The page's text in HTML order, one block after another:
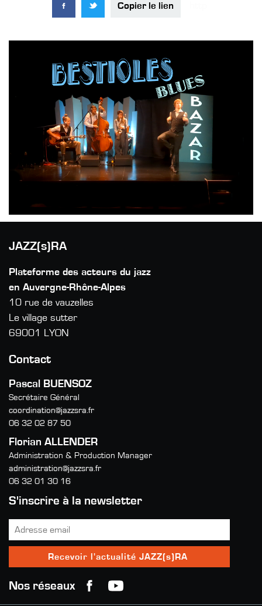
Copier le lien
JAZZ(s)RA
Plateforme des acteurs du jazz
en Auvergne-Rhône-Alpes
10 rue de vauzelles
Le village sutter
69001 LYON
Contact
Pascal BUENSOZ
Secrétaire Général
coordination@jazzsra.fr
06 32 02 87 50
Florian ALLENDER
Administration & Production Manager
administration@jazzsra.fr
06 32 01 30 16
S'inscrire à la newsletter
Nos réseaux